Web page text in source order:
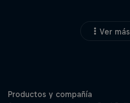
Ver más